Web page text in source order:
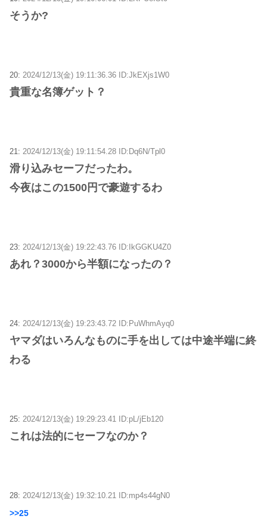
そうか?
20: 2024/12/13(金) 19:11:36.36 ID:JkEXjs1W0
貴重な名簿ゲット？
21: 2024/12/13(金) 19:11:54.28 ID:Dq6N/Tpl0
滑り込みセーフだったわ。
今夜はこの1500円で豪遊するわ
23: 2024/12/13(金) 19:22:43.76 ID:IkGGKU4Z0
あれ？3000から半額になったの？
24: 2024/12/13(金) 19:23:43.72 ID:PuWhmAyq0
ヤマダはいろんなものに手を出しては中途半端に終
わる
25: 2024/12/13(金) 19:29:23.41 ID:pL/jEb120
これは法的にセーフなのか？
28: 2024/12/13(金) 19:32:10.21 ID:mp4s44gN0
>>25